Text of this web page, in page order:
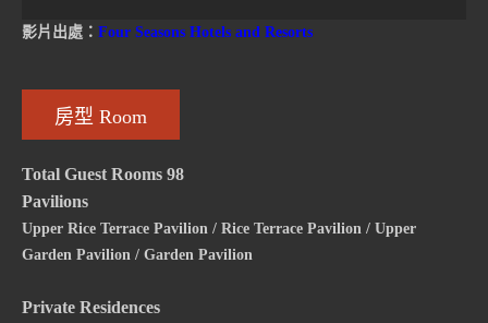
影片出處： Four Seasons Hotels and Resorts
房型 Room
Total Guest Rooms 98
Pavilions
Upper Rice Terrace Pavilion / Rice Terrace Pavilion / Upper
Garden Pavilion / Garden Pavilion
Private Residences